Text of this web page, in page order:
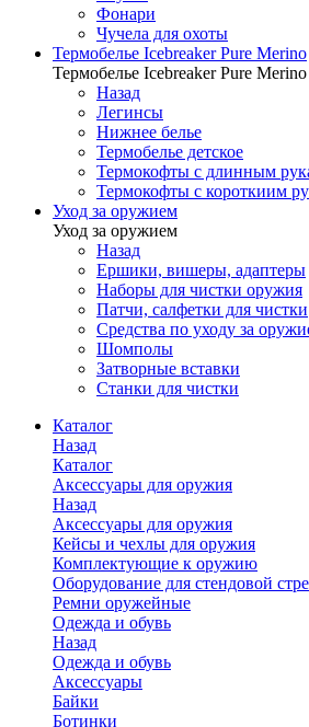
Фонари
Чучела для охоты
Термобелье Icebreaker Pure Merino
Термобелье Icebreaker Pure Merino
Назад
Легинсы
Нижнее белье
Термобелье детское
Термокофты с длинным
Термокофты с короткиим
Уход за оружием
Уход за оружием
Назад
Ершики, вишеры, адаптеры
Наборы для чистки оружия
Патчи, салфетки для чистки
Средства по уходу за
Шомполы
Затворные вставки
Станки для чистки
Каталог
Назад
Каталог
Аксессуары для оружия
Назад
Аксессуары для оружия
Кейсы и чехлы для оружия
Комплектующие к оружию
Оборудование для стендовой
Ремни оружейные
Одежда и обувь
Назад
Одежда и обувь
Аксессуары
Байки
Ботинки